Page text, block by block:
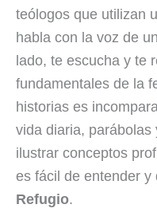
teólogos que utilizan
habla con la voz de
lado, te escucha y te
fundamentales de la
historias es
vida diaria,
ilustrar conceptos
es fácil de entender y
Refugio.